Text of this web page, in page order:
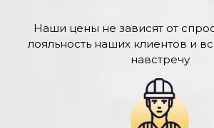
Наши цены не зависят от
лояльность наших клиентов и
навстречу